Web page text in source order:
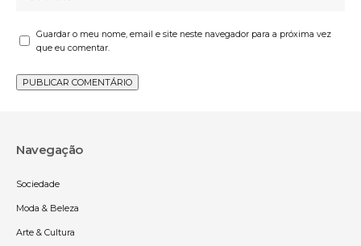
Guardar o meu nome, email e site neste navegador para a próxima vez
que eu comentar.
Navegação
Sociedade
Moda & Beleza
Arte & Cultura